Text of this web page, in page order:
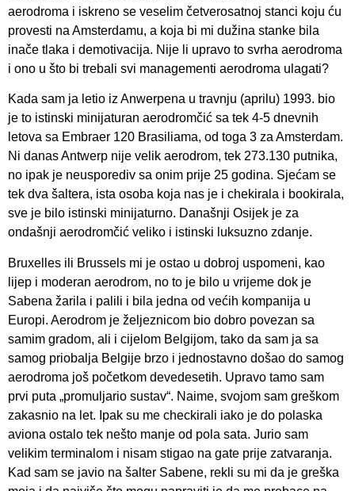
aerodroma i iskreno se veselim četverosatnoj stanci koju ću
provesti na Amsterdamu, a koja bi mi dužina stanke bila
inače tlaka i demotivacija. Nije li upravo to svrha aerodroma
i ono u što bi trebali svi managementi aerodroma ulagati?
Kada sam ja letio iz Anwerpena u travnju (aprilu) 1993. bio
je to istinski minijaturan aerodromčić sa tek 4-5 dnevnih
letova sa Embraer 120 Brasiliama, od toga 3 za Amsterdam.
Ni danas Antwerp nije velik aerodrom, tek 273.130 putnika,
no ipak je neusporediv sa onim prije 25 godina. Sjećam se
tek dva šaltera, ista osoba koja nas je i chekirala i bookirala,
sve je bilo istinski minijaturno. Današnji Osijek je za
ondašnji aerodromčić veliko i istinski luksuzno zdanje.
Bruxelles ili Brussels mi je ostao u dobroj uspomeni, kao
lijep i moderan aerodrom, no to je bilo u vrijeme dok je
Sabena žarila i palili i bila jedna od većih kompanija u
Europi. Aerodrom je željeznicom bio dobro povezan sa
samim gradom, ali i cijelom Belgijom, tako da sam ja sa
samog priobalja Belgije brzo i jednostavno došao do samog
aerodroma još početkom devedesetih. Upravo tamo sam
prvi puta „promuljario sustav“. Naime, svojom sam greškom
zakasnio na let. Ipak su me checkirali iako je do polaska
aviona ostalo tek nešto manje od pola sata. Jurio sam
velikim terminalom i nisam stigao na gate prije zatvaranja.
Kad sam se javio na šalter Sabene, rekli su mi da je greška